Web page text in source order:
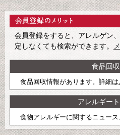
会員登録をすると、アレルゲン
定しなくても検索ができます。
食品回
食品回収情報があります。詳細は
アレルギー
食物アレルギーに関するニュース